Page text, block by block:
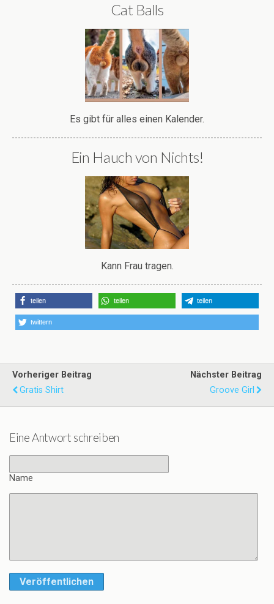
Cat Balls
Es gibt für alles einen Kalender.
Ein Hauch von Nichts!
Kann Frau tragen.
teilen teilen teilen
twittern
Vorheriger Beitrag
Gratis Shirt
Nächster Beitrag
Groove Girl
Eine Antwort schreiben
Name
Veröffentlichen